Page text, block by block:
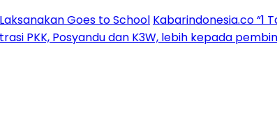
Goes to School Kabarindonesia.co “1
PKK, Posyandu dan K3W, lebih kepada